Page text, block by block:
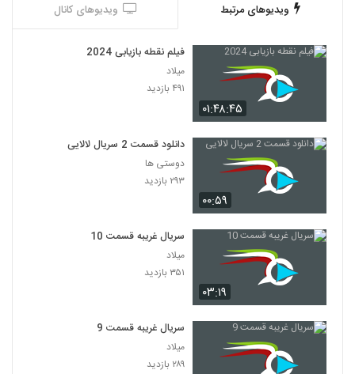
ویدیوهای مرتبط ویدیوهای کانال
۰۱:۴۸:۴۵
فیلم نقطه بازیابی 2024
میلاد
۴۹۱ بازدید
۰۰:۵۹
دانلود قسمت 2 سریال لالایی
دوستی ها
۲۹۳ بازدید
۰۳:۱۹
سریال غریبه قسمت 10
میلاد
۳۵۱ بازدید
سریال غریبه قسمت 9
میلاد
۲۸۹ بازدید